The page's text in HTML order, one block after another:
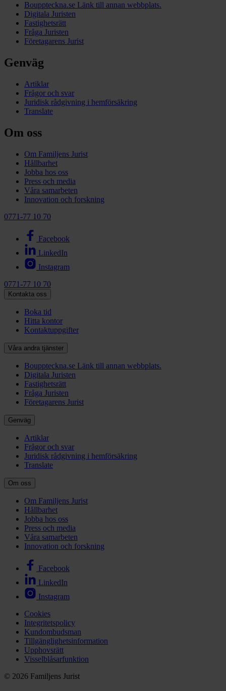
Bouppteckna.se Länk till annan webbplats.
Digitala Juristen
Fastighetsrätt
Fråga Juristen
Företagarens Jurist
Genväg
Artiklar
Frågor och svar
Juridisk rådgivning i hemförsäkring
Translate
Om oss
Om Familjens Jurist
Hållbarhet
Jobba hos oss
Press och media
Våra samarbeten
Innovation och forskning
0771-77 10 70
Facebook
LinkedIn
Instagram
0771-77 10 70
Kontakta oss
Boka tid
Hitta kontor
Kontaktuppgifter
Våra andra tjänster
Bouppteckna.se Länk till annan webbplats.
Digitala Juristen
Fastighetsrätt
Fråga Juristen
Företagarens Jurist
Genväg
Artiklar
Frågor och svar
Juridisk rådgivning i hemförsäkring
Translate
Om oss
Om Familjens Jurist
Hållbarhet
Jobba hos oss
Press och media
Våra samarbeten
Innovation och forskning
Facebook
LinkedIn
Instagram
Cookies
Integritetspolicy
Kundombudsman
Tillgänglighetsinformation
Upphovsrätt
Visselblåsarfunktion
© 2026 Familjens Jurist